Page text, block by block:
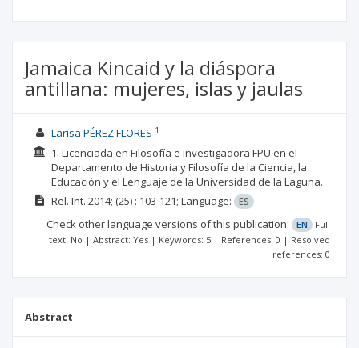
Jamaica Kincaid y la diáspora
antillana: mujeres, islas y jaulas
Larisa PÉREZ FLORES 1
1. Licenciada en Filosofía e investigadora FPU en el
Departamento de Historia y Filosofía de la Ciencia, la
Educación y el Lenguaje de la Universidad de la Laguna.
Rel. Int. 2014; (25) : 103-121; Language: ES
Check other language versions of this publication: EN
Full
text: No | Abstract: Yes | Keywords: 5 | References: 0 | Resolved
references: 0
Abstract